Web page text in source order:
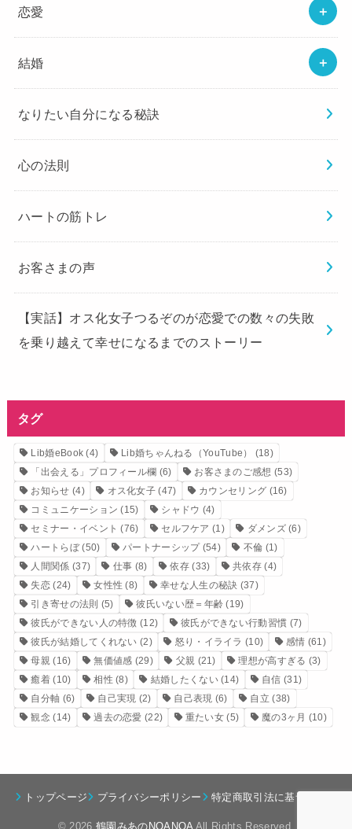
恋愛
結婚
なりたい自分になる秘訣
心の法則
ハートの筋トレ
お客さまの声
【実話】オス化女子つるぞのが恋愛での数々の失敗
を乗り越えて幸せになるまでのストーリー
タグ
Lib婚eBook (4) Lib婚ちゃんねる（YouTube）
(18)
「出会える」プロフィール欄 (6) お客さまのご感想 (53)
お知らせ (4) オス化女子 (47) カウンセリング (16)
コミュニケーション (15) シャドウ (4)
セミナー・イベント (76) セルフケア (1) ダメンズ(6)
ハートらぼ(50) パートナーシップ(54) 不倫 (1)
人間関係 (37) 仕事 (8) 依存(33) 共依存 (4)
失恋 (24) 女性性 (8) 幸せな人生の秘訣 (37)
引き寄せの法則 (5) 彼氏いない歴＝年齢 (19)
彼氏ができない人の特徴 (12) 彼氏ができない行動習慣 (7)
彼氏が結婚してくれない (2) 怒り・イライラ (10) 感情 (61)
母親 (16) 無価値感 (29) 父親 (21) 理想が高すぎる (3)
癒着 (10) 相性 (8) 結婚したくない(14) 自信 (31)
自分軸 (6) 自己実現 (2) 自己表現 (6) 自立 (38)
観念 (14) 過去の恋愛 (22) 重たい女 (5) 魔の3ヶ月 (10)
トップページ プライバシーポリシー 特定商取引法に基づく表記
© 2026 鶴園みあのNOANOA All Rights Reserved.